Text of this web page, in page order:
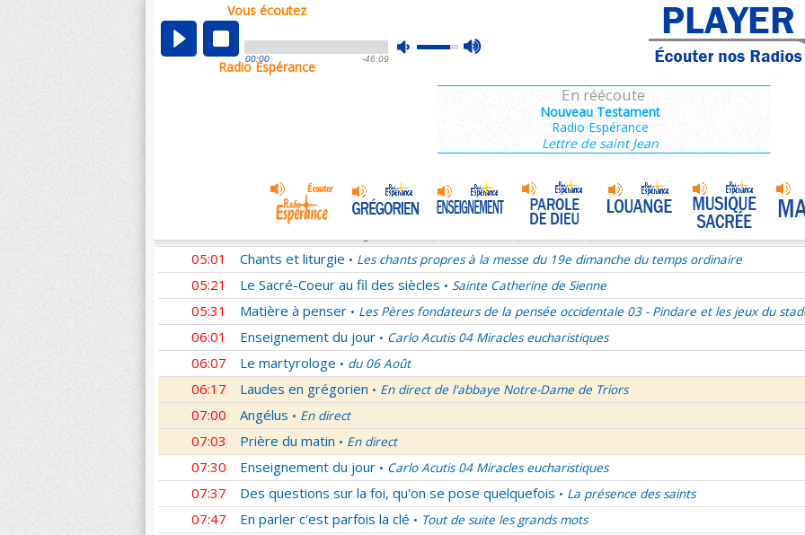
Vous écoutez
mute
max
00:00 -46:09
Radio Espérance
En réécoute
Nouveau Testament
Radio Espérance
Lettre de saint Jean
00:05
01:02 Sentinelles de la foi • Lettres de Saint François de Sales 36/106
01:33 10 minutes avec Jésus
La Transfiguration du Seigneur
Les conférences de la Famille Missionnaire de Notre-Dame • La joie dans l’Esprit-Saint
Corinthiens 6/6
Entrons dans la liturgie Transfiguration du Seigneur - 1re lecture Dn 7 ou 2P 1
Entrons dans la liturgie • Transfiguration du Seigneur - Psaume 96
05:01 Chants et liturgie • Les chants propres à la messe du 19e dimanche du temps ordinaire
05:21 Le Sacré-Coeur au fil des siècles • Sainte Catherine de Sienne
05:31 Matière à penser • Les Pères fondateurs de la pensée occidentale 03 - Pindare et les jeux du
06:01 Enseignement du jour • Carlo Acutis 04 Miracles eucharistiques
06:07 Le martyrologe • du 06 Août
06:17 Laudes en grégorien • En direct de l'abbaye Notre-Dame de Triors
07:00 Angélus • En direct
07:03 Prière du matin • En direct
07:30 Enseignement du jour • Carlo Acutis 04 Miracles eucharistiques
07:37 Des questions sur la foi, qu'on se pose quelquefois • La présence des saints
07:47 En parler c'est parfois la clé • Tout de suite les grands mots